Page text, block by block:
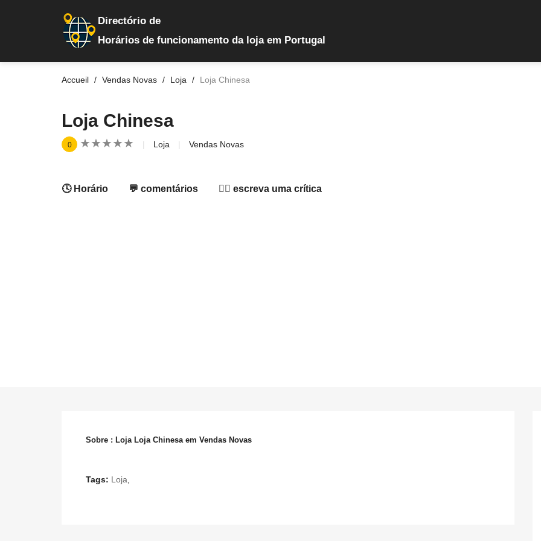
Directório de
Horários de funcionamento da loja em Portugal
Accueil Vendas Novas Loja Loja Chinesa
Loja Chinesa
0 ★★★★★
★★★★★ Loja Vendas Novas
🕓 Horário 💬 comentários ✍🏻 escreva uma crítica
Sobre : Loja Loja Chinesa em Vendas Novas
Tags: Loja